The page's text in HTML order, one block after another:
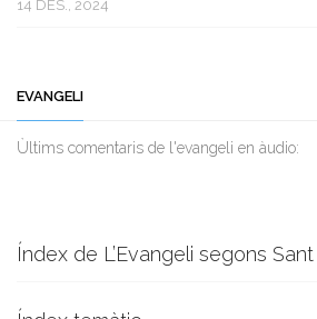
14 DES., 2024
EVANGELI
Ùltims comentaris de l'evangeli en àudio:
Índex de L’Evangeli segons